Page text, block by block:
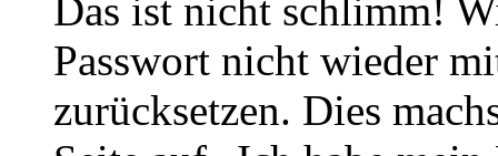
Das ist nicht schlimm!
Passwort nicht wieder
zurücksetzen. Dies